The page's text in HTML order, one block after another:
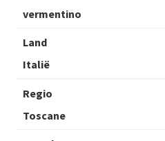
vermentino
Land
Italië
Regio
Toscane